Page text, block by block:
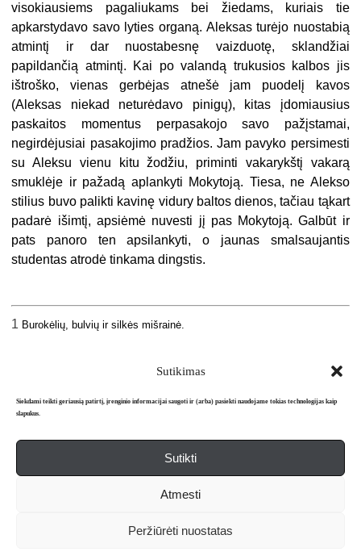
Sutikimas
Siekdami teikti geriausią patirtį, įrenginio informacijai saugoti ir (arba) pasiekti naudojame tokias technologijas kaip
slapukus.
Sutikti
Atmesti
Peržiūrėti nuostatas
visokiausiems pagaliukams bei žiedams, kuriais tie
apkarstydavo savo lyties organą. Aleksas turėjo nuostabią
atmintį ir dar nuostabesnę vaizduotę, sklandžiai
papildančią atmintį. Kai po valandą trukusios kalbos jis
ištroško, vienas gerbėjas atnešė jam puodelį kavos
(Aleksas niekad neturėdavo pinigų), kitas įdomiausius
paskaitos momentus perpasakojo savo pažįstamai,
negirdėjusiai pasakojimo pradžios. Jam pavyko persimesti
su Aleksu vienu kitu žodžiu, priminti vakarykštį vakarą
smuklėje ir pažadą aplankyti Mokytoją. Tiesa, ne Alekso
stilius buvo palikti kavinę vidury baltos dienos, tačiau tąkart
padarė išimtį, apsiėmė nuvesti jį pas Mokytoją. Galbūt ir
pats panoro ten apsilankyti, o jaunas smalsaujantis
studentas atrodė tinkama dingstis.
1 Burokėlių, bulvių ir silkės mišrainė.
Apie mus Redakcija Prenumerata